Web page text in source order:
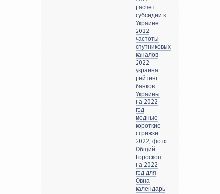
расчет
субсидии в
Украине
2022
частоты
спутниковых
каналов
2022
украина
рейтинг
банков
Украины
на 2022
год
модные
короткие
стрижки
2022, фото
Общий
Гороскоп
на 2022
год для
Овна
календарь